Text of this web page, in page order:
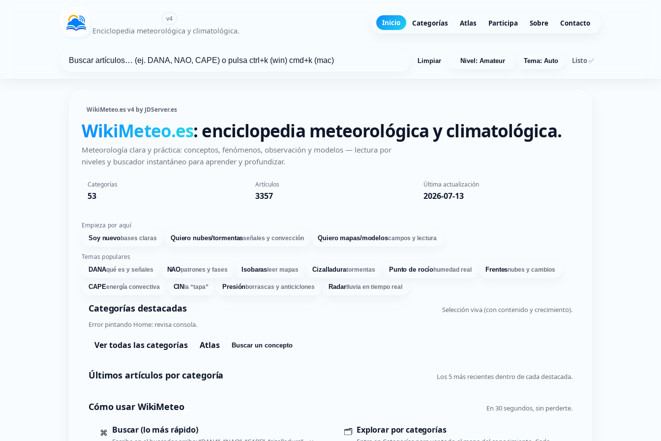
WikiMeteo.es v4
Enciclopedia meteorológica y climatológica.
Inicio Categorías Atlas Participa Sobre Contacto
Limpiar Nivel: Amateur Tema: Auto Listo ✅
WikiMeteo.es v4 by JDServer.es
WikiMeteo.es: enciclopedia meteorológica y climatológica.
Meteorología clara y práctica: conceptos, fenómenos, observación y modelos — lectura por
niveles y buscador instantáneo para aprender y profundizar.
Categorías
53
Artículos
3357
Última actualización
2026-07-13
Empieza por aquí
Soy nuevobases claras Quiero nubes/tormentasseñales y convección Quiero mapas/modeloscampos y lectura
Temas populares
DANAqué es y señales NAOpatrones y fases Isobarasleer mapas Cizalladuratormentas Punto de rocíohumedad real Frentesnubes y cambios
CAPEenergía convectiva CIN la “tapa” Presiónborrascas y anticiclones Radarlluvia en tiempo real
Categorías destacadas
Selección viva (con contenido y crecimiento).
Error pintando Home: revisa consola.
Ver todas las categorías Atlas Buscar un concepto
Últimos artículos por categoría Los 5 más recientes dentro de cada destacada.
Cómo usar WikiMeteo En 30 segundos, sin perderte.
⌘ Buscar (lo más rápido) 🗂️ Explorar por categorías